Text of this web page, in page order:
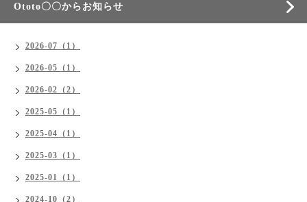
Ototo〇〇からお知らせ
2026-07（1）
2026-05（1）
2026-02（2）
2025-05（1）
2025-04（1）
2025-03（1）
2025-01（1）
2024-10（2）